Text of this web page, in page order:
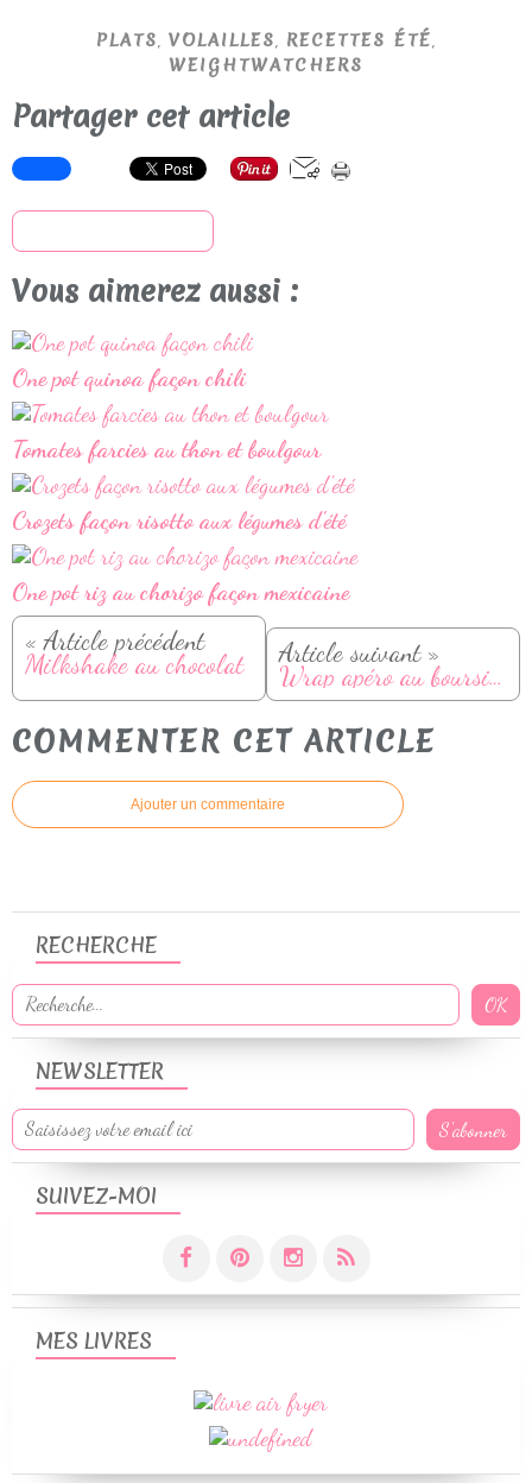
PLATS, VOLAILLES, RECETTES ÉTÉ,
WEIGHTWATCHERS
Partager cet article
Vous aimerez aussi :
One pot quinoa façon chili
Tomates farcies au thon et boulgour
Crozets façon risotto aux légumes d'été
One pot riz au chorizo façon mexicaine
« Article précédent
Milkshake au chocolat Article suivant »
Wrap apéro au boursin et saumon fumé
COMMENTER CET ARTICLE
Ajouter un commentaire
NEWSLETTER
SUIVEZ-MOI
RECHERCHE
MES LIVRES